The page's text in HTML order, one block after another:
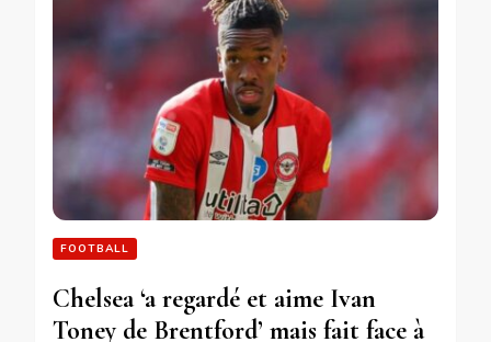
FOOTBALL
Chelsea ‘a regardé et aime Ivan
Toney de Brentford’ mais fait face à